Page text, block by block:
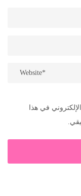
في هذا